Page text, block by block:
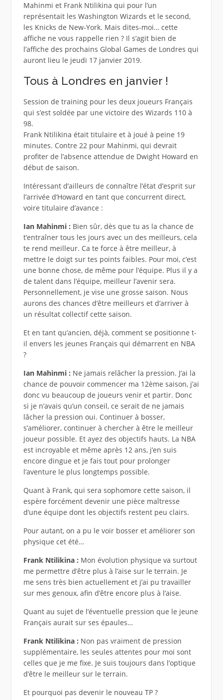
Mahinmi et Frank Ntilikina qui pour l’un
représentait les Washington Wizards et le second,
les Knicks de New-York. Mais dites-moi… cette
affiche ne vous rappelle rien ? Il s’agit bien de
l’affiche des prochains Global Games de Londres qui
auront lieu le jeudi 17 janvier 2019.
Tous à Londres en janvier !
Session de training pour les deux joueurs Français
qui s’est soldée par une victoire des Wizards 110 à
98.
Frank Ntilikina était titulaire et à joué à peine 19
minutes. Contre 22 pour Mahinmi, qui devrait
profiter de l’absence attendue de Dwight Howard en
début de saison.
Intéressant d’ailleurs de connaître l’état d’esprit sur
l’arrivée d’Howard en tant que concurrent direct,
voire titulaire d’avance :
Ian Mahinmi : Bien sûr, dès que tu as la chance de
t’entraîner tous les jours avec un des meilleurs, cela
te rend meilleur. Ca te force à être meilleur, à
mettre le doigt sur tes points faibles. Pour moi, c’est
une bonne chose, de même pour l’équipe. Plus il y a
de talent dans l’équipe, meilleur l’avenir sera.
Personnellement, je vise une grosse saison. Nous
aurons des chances d’être meilleurs et d’arriver à
un résultat collectif cette saison.
Et en tant qu’ancien, déjà, comment se positionne t-
il envers les jeunes Français qui démarrent en NBA
?
Ian Mahinmi : Ne jamais relâcher la pression. J’ai la
chance de pouvoir commencer ma 12ème saison, j’ai
donc vu beaucoup de joueurs venir et partir. Donc
si je n’avais qu’un conseil, ce serait de ne jamais
lâcher la pression oui. Continuer à bosser,
s’améliorer, continuer à chercher à être le meilleur
joueur possible. Et ayez des objectifs hauts. La NBA
est incroyable et même après 12 ans, j’en suis
encore dingue et je fais tout pour prolonger
l’aventure le plus longtemps possible.
Quant à Frank, qui sera sophomore cette saison, il
espère forcément devenir une pièce maîtresse
d’une équipe dont les objectifs restent peu clairs.
Pour autant, on a pu le voir bosser et améliorer son
physique cet été…
Frank Ntilikina : Mon évolution physique va surtout
me permettre d’être plus à l’aise sur le terrain. Je
me sens très bien actuellement et j’ai pu travailler
sur mes genoux, afin d’être encore plus à l’aise.
Quant au sujet de l’éventuelle pression que le jeune
Français aurait sur ses épaules…
Frank Ntilikina : Non pas vraiment de pression
supplémentaire, les seules attentes pour moi sont
celles que je me fixe. Je suis toujours dans l’optique
d’être le meilleur sur le terrain.
Et pourquoi pas devenir le nouveau TP ?